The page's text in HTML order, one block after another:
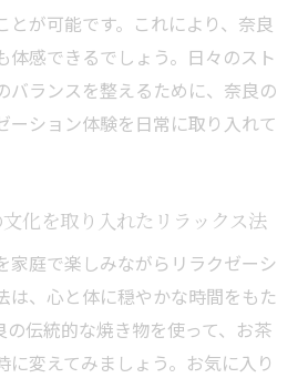
とが可能です。これにより、奈良
体感できるでしょう。日々のスト
バランスを整えるために、奈良の
ーション体験を日常に取り入れて
化を取り入れたリラックス法
家庭で楽しみながらリラクゼーシ
は、心と体に穏やかな時間をもた
の伝統的な焼き物を使って、お茶
に変えてみましょう。お気に入り